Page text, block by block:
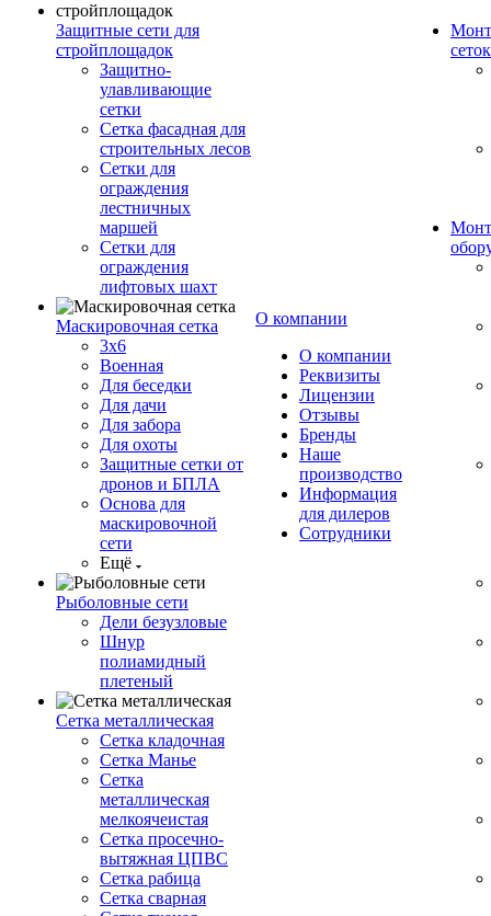
Защитные сети для
стройплощадок
Защитно-
улавливающие
сетки
Сетка фасадная для
строительных лесов
Сетки для
ограждения
лестничных
маршей
Сетки для
ограждения
лифтовых шахт
Маскировочная сетка
3х6
Военная
Для беседки
Для дачи
Для забора
Для охоты
Защитные сетки от
дронов и БПЛА
Основа для
маскировочной
сети
Ещё
Рыболовные сети
Дели безузловые
Шнур
полиамидный
плетеный
Сетка металлическая
Сетка кладочная
Сетка Манье
Сетка
металлическая
мелкоячеистая
Сетка просечно-
вытяжная ЦПВС
Сетка рабица
Сетка сварная
О компании
О компании
Реквизиты
Лицензии
Отзывы
Бренды
Наше
производство
Информация
для дилеров
Сотрудники
сеток